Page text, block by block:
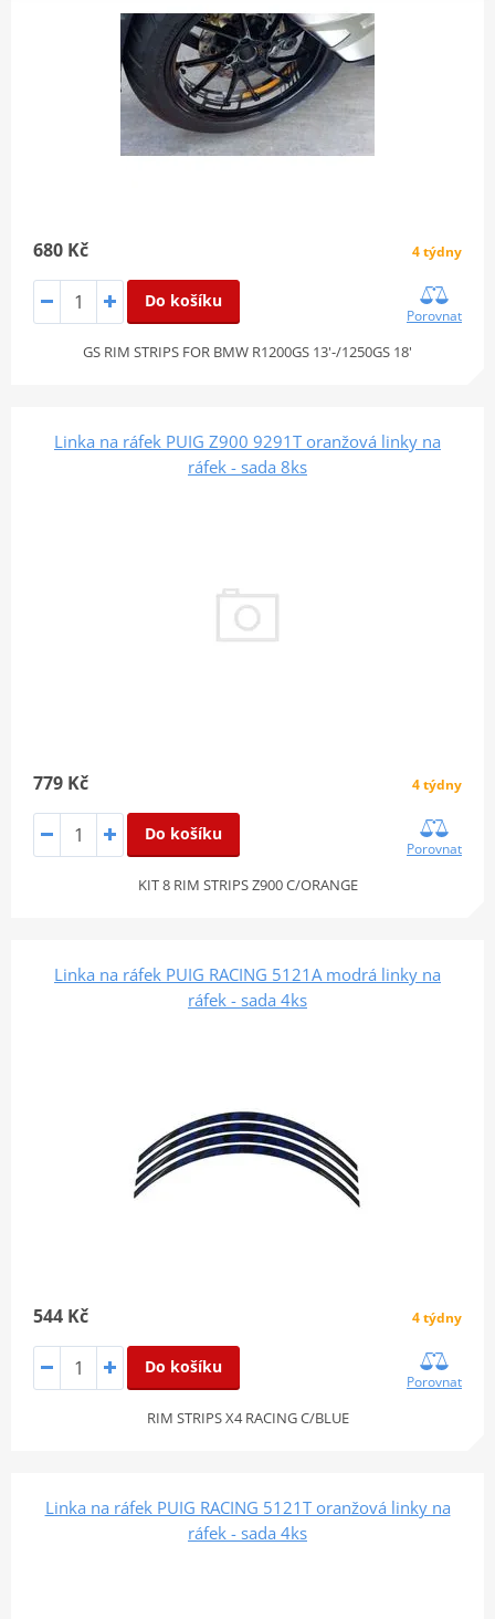
680 Kč 4 týdny
Do košíku
Porovnat
GS RIM STRIPS FOR BMW R1200GS 13'-/1250GS 18'
Linka na ráfek PUIG Z900 9291T oranžová linky na
ráfek - sada 8ks
779 Kč 4 týdny
Do košíku
Porovnat
KIT 8 RIM STRIPS Z900 C/ORANGE
Linka na ráfek PUIG RACING 5121A modrá linky na
ráfek - sada 4ks
544 Kč 4 týdny
Do košíku
Porovnat
RIM STRIPS X4 RACING C/BLUE
Linka na ráfek PUIG RACING 5121T oranžová linky na
ráfek - sada 4ks